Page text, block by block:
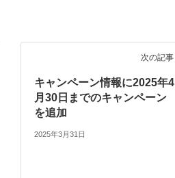
次の記事
キャンペーン情報に2025年4
月30日までのキャンペーン
を追加
2025年3月31日